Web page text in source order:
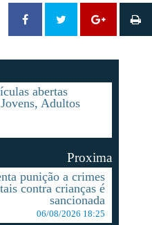
abertas
Adultos
Proxima
punição a crimes
contra crianças é
sancionada
06/08/2026 18:25